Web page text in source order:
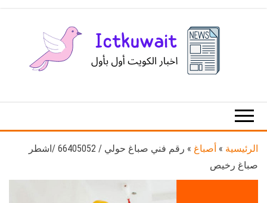
الكويت
الرئيسية » أصباغ »
رقم فني صباغ حولي / 66405052 /اشطر
صباغ رخيص